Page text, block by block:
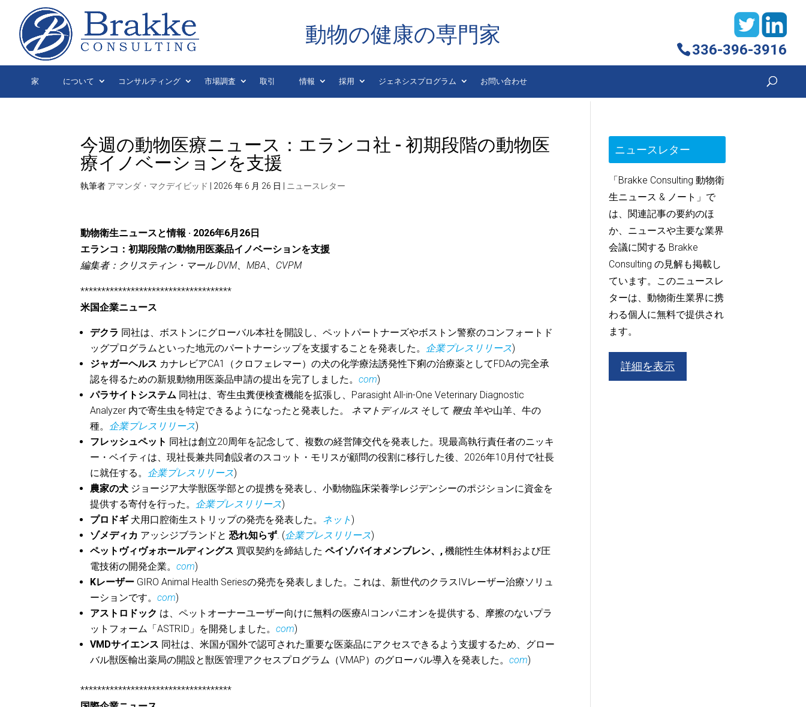
動物の健康の専門家
336-396-3916
家 について コンサルティング 市場調査 取引 情報 採用 ジェネシスプログラム お問い合わせ
今週の動物医療ニュース：エランコ社 - 初期段階の動物医
療イノベーションを支援
執筆者 アマンダ・マクデイビッド 2026 年 6 月 26 日 ニュースレター
動物衛生ニュースと情報 · 2026年6月26日
エランコ：初期段階の動物用医薬品イノベーションを支援
編集者：クリスティン・マール DVM、MBA、CVPM
************************************
米国企業ニュース
デクラ 同社は、ボストンにグローバル本社を開設し、ペットパートナーズやボストン警察のコンフォートド
ッグプログラムといった地元のパートナーシップを支援することを発表した。 企業プレスリリース)
ジャガーヘルス カナレビアCA1（クロフェレマー）の犬の化学療法誘発性下痢の治療薬としてFDAの完全承
認を得るための新規動物用医薬品申請の提出を完了しました。com)
パラサイトシステム 同社は、寄生虫糞便検査機能を拡張し、Parasight All-in-One Veterinary Diagnostic
Analyzer 内で寄生虫を特定できるようになったと発表した。 ネマトディルス そして鞭虫 羊や山羊、牛の
種。 企業プレスリリース)
フレッシュペット 同社は創立20周年を記念して、複数の経営陣交代を発表した。現最高執行責任者のニッキ
ー・ベイティは、現社長兼共同創設者のスコット・モリスが顧問の役割に移行した後、2026年10月付で社長
に就任する。 企業プレスリリース)
農家の犬 ジョージア大学獣医学部との提携を発表し、小動物臨床栄養学レジデンシーのポジションに資金を
提供する寄付を行った。 企業プレスリリース)
プロドギ犬用口腔衛生ストリップの発売を発表した。 ネット)
ゾメディカ アッシジブランドと恐れ知らず. (企業プレスリリース)
ペットヴィヴォホールディングス 買収契約を締結したペイゾバイオメンブレン、, 機能性生体材料および圧
電技術の開発企業。com)
Kレーザー GIRO Animal Health Seriesの発売を発表しました。これは、新世代のクラスIVレーザー治療ソリュ
ーションです。com)
アストロドック は、ペットオーナーユーザー向けに無料の医療AIコンパニオンを提供する、摩擦のないプラ
ットフォーム「ASTRID」を開発しました。com)
VMDサイエンス 同社は、米国が国外で認可された重要な医薬品にアクセスできるよう支援するため、グロー
バル獣医輸出薬局の開設と獣医管理アクセスプログラム（VMAP）のグローバル導入を発表した。com)
************************************
ニュースレター
「Brakke Consulting 動物衛
生ニュース & ノート」で
は、関連記事の要約のほ
か、ニュースや主要な業界
会議に関する Brakke
Consulting の見解も掲載し
ています。このニュースレ
ターは、動物衛生業界に携
わる個人に無料で提供され
ます。
詳細を表示